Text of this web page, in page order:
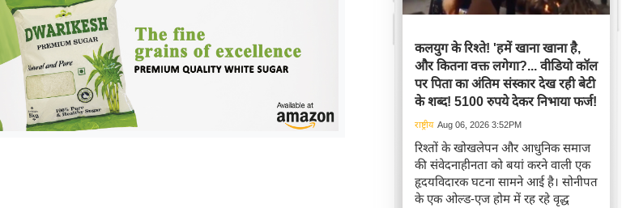
कलयुग के रिश्ते! 'हमें खाना खाना है,
और कितना वक्त लगेगा?... वीडियो कॉल
पर पिता का अंतिम संस्कार देख रही बेटी
के शब्द! 5100 रुपये देकर निभाया फर्ज!
राष्ट्रीय Aug 06, 2026 3:52PM
रिश्तों के खोखलेपन और आधुनिक समाज
की संवेदनाहीनता को बयां करने वाली एक
हृदयविदारक घटना सामने आई है। सोनीपत
के एक ओल्ड-एज होम में रह रहे वृद्ध